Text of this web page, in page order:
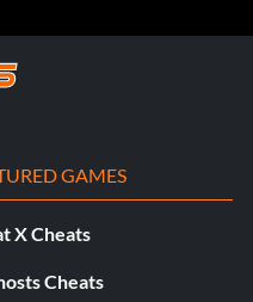
et les objectifs
et les objectifs de Bo
GAMES
X Cheats
Cheats